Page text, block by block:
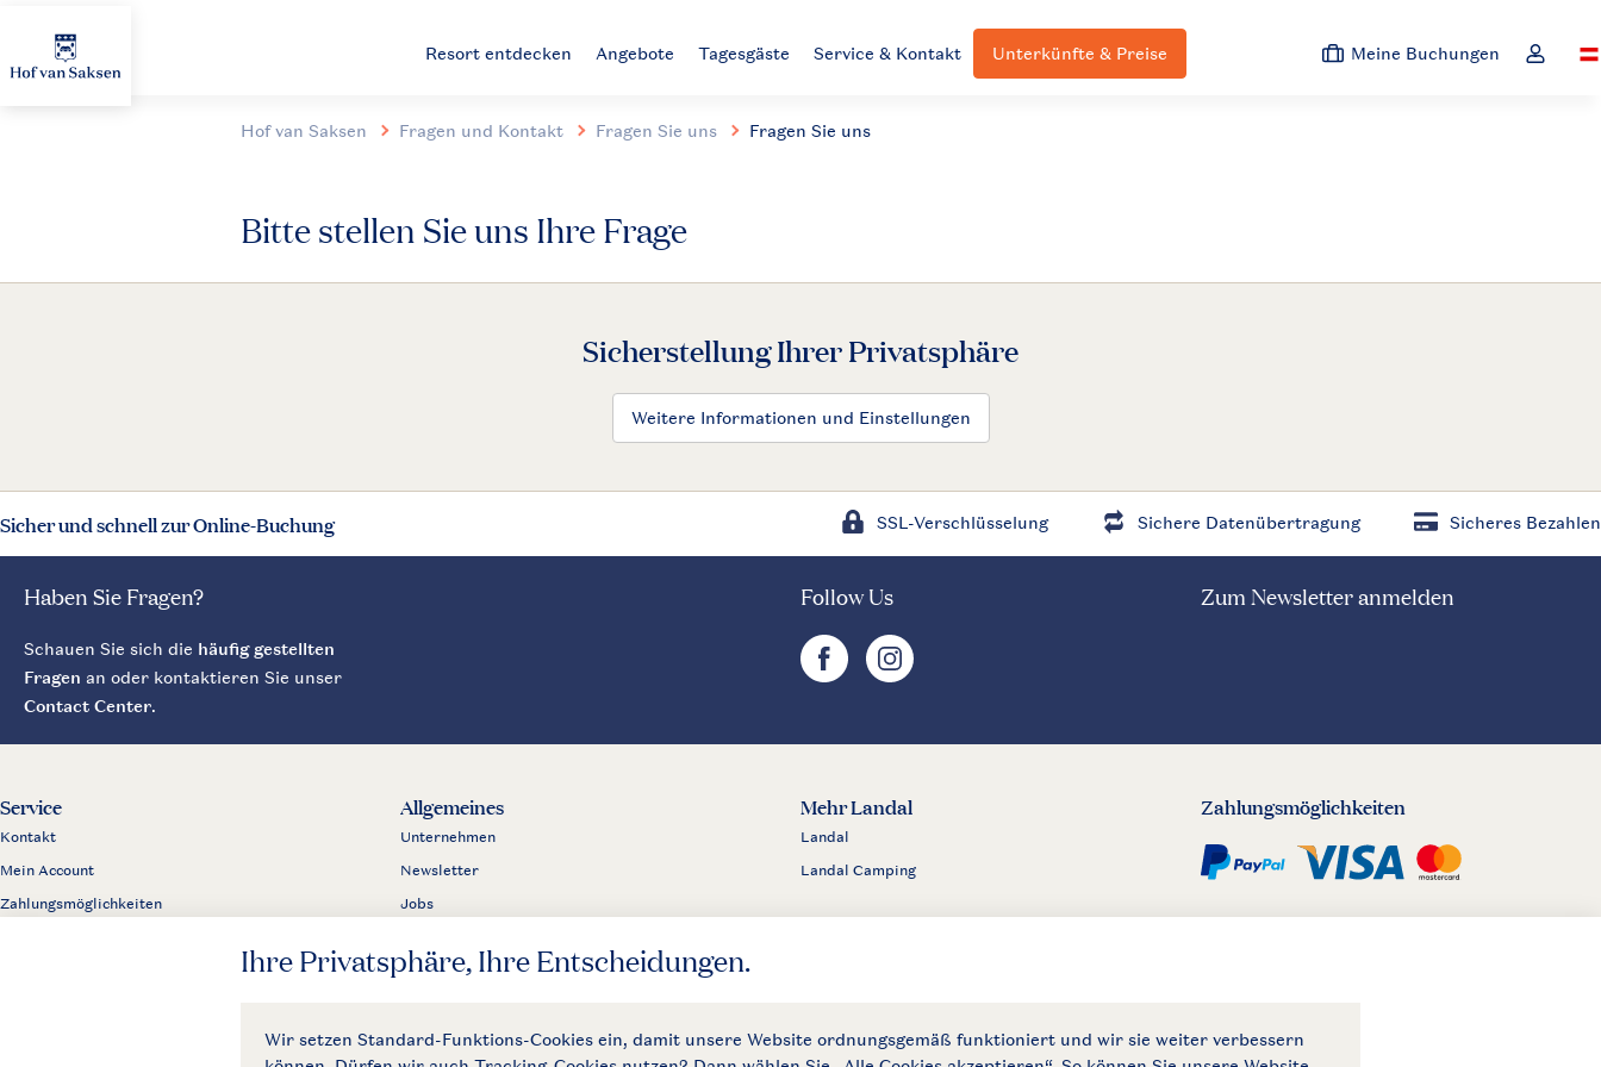
Resort entdecken Angebote Tagesgäste Service & Kontakt Unterkünfte & Preise Meine Buchungen
Hof van Saksen Fragen und Kontakt Fragen Sie uns Fragen Sie uns
Bitte stellen Sie uns Ihre Frage
Sicherstellung Ihrer Privatsphäre
Weitere Informationen und Einstellungen
Sicher und schnell zur Online-Buchung SSL-Verschlüsselung Sichere Datenübertragung Sicheres Bezahlen
Haben Sie Fragen?
Schauen Sie sich die häufig gestellten
Fragen an oder kontaktieren Sie unser
Contact Center.
Follow Us
facebookinstagram
Zum Newsletter anmelden
Service
Kontakt
Mein Account
Zahlungsmöglichkeiten
Allgemeines
Unternehmen
Newsletter
Jobs
Presse
Mehr Landal
Landal
Landal Camping
Zahlungsmöglichkeiten